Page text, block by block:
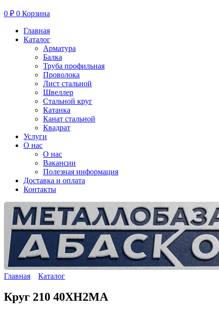
0 ₽ 0 Корзина
Главная
Каталог
Арматура
Балка
Труба профильная
Проволока
Лист стальной
Швеллер
Стальной круг
Катанка
Канат стальной
Квадрат
Услуги
О нас
О нас
Вакансии
Полезная информация
Доставка и оплата
Контакты
Главная Каталог
Круг 210 40ХН2МА